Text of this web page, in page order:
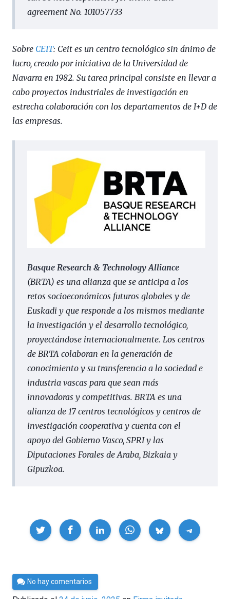
agreement No. 101057733
Sobre CEIT: Ceit es un centro tecnológico sin ánimo de
lucro, creado por iniciativa de la Universidad de
Navarra en 1982. Su tarea principal consiste en llevar a
cabo proyectos industriales de investigación en
estrecha colaboración con los departamentos de I+D de
las empresas.
Basque Research & Technology Alliance
(BRTA) es una alianza que se anticipa a los
retos socioeconómicos futuros globales y de
Euskadi y que responde a los mismos mediante
la investigación y el desarrollo tecnológico,
proyectándose internacionalmente. Los centros
de BRTA colaboran en la generación de
conocimiento y su transferencia a la sociedad e
industria vascas para que sean más
innovadoras y competitivas. BRTA es una
alianza de 17 centros tecnológicos y centros de
investigación cooperativa y cuenta con el
apoyo del Gobierno Vasco, SPRI y las
Diputaciones Forales de Araba, Bizkaia y
Gipuzkoa.
Compartir
Por
César
No hay comentarios